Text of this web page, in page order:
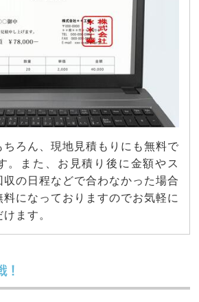
ちろん、現地見積もりにも無料で
。また、お見積り後に金額やス
収の日程などで合わなかった場合
になっておりますのでお気軽に
ます。